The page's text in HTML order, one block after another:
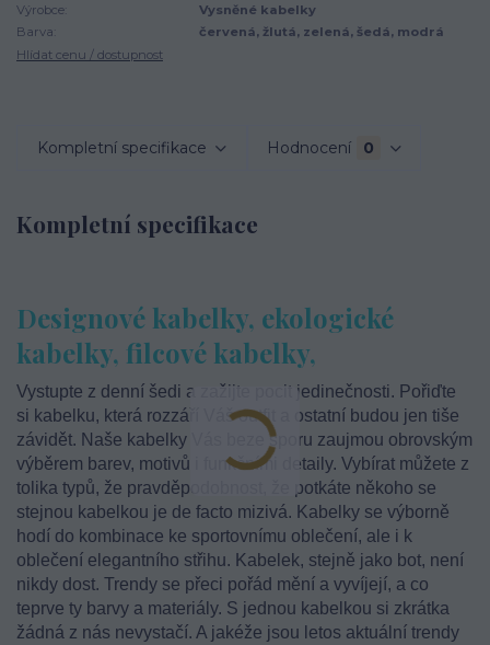
Výrobce:
Vysněné kabelky
Barva:
červená, žlutá, zelená, šedá, modrá
Hlídat cenu / dostupnost
Kompletní specifikace Hodnocení 0
Kompletní specifikace
Designové kabelky, ekologické
kabelky, filcové kabelky,
Vystupte z denní šedi a zažijte pocit jedinečnosti. Pořiďte
si kabelku, která rozzáří Váš outfit a ostatní budou jen tiše
závidět. Naše kabelky Vás beze sporu zaujmou obrovským
výběrem barev, motivů i funkčními detaily. Vybírat můžete z
tolika typů, že pravděpodobnost, že potkáte někoho se
stejnou kabelkou je de facto mizivá. Kabelky se výborně
hodí do kombinace ke sportovnímu oblečení, ale i k
oblečení elegantního střihu. Kabelek, stejně jako bot, není
nikdy dost. Trendy se přeci pořád mění a vyvíjejí, a co
teprve ty barvy a materiály. S jednou kabelkou si zkrátka
žádná z nás nevystačí. A jakéže jsou letos aktuální trendy